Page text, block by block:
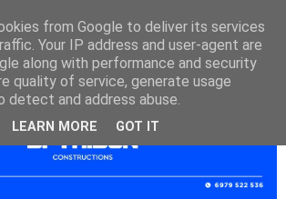
from Google to deliver its services
Your IP address and user-agent are
along with performance and security
quality of service, generate usage
detect and address abuse.
LEARN MORE GOT IT